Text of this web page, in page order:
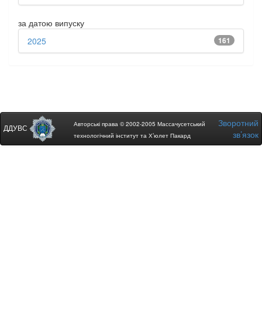
за датою випуску
161
2025
ДДУВС
Авторські права © 2002-2005 Массачусетський
технологічний інститут та Х’юлет Пакард
Зворотний
зв’язок